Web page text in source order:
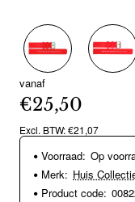
vanaf
€25,50
Excl. BTW: €21,07
Voorraad: Op
Merk: Huis
Product code: